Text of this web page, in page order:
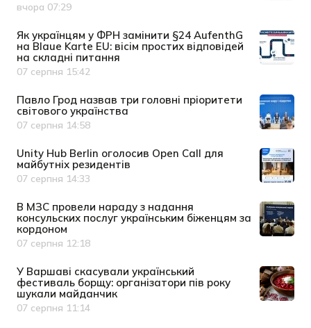
Дата публікації
вчора 07:29
Як українцям у ФРН замінити §24 AufenthG
на Blaue Karte EU: вісім простих відповідей
на складні питання
Дата публікації
07 серпня 15:42
Павло Грод назвав три головні пріоритети
світового українства
Дата публікації
07 серпня 14:58
Unity Hub Berlin оголосив Open Call для
майбутніх резидентів
Дата публікації
07 серпня 14:33
В МЗС провели нараду з надання
консульских послуг українським біженцям за
кордоном
Дата публікації
07 серпня 12:18
У Варшаві скасували український
фестиваль борщу: організатори пів року
шукали майданчик
Дата публікації
07 серпня 11:14